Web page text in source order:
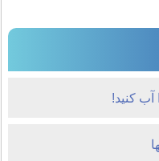
کنید!